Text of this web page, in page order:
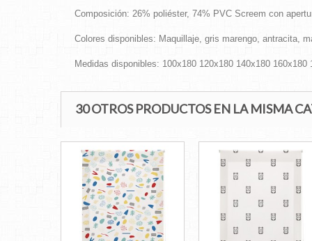
Composición: 26% poliéster, 74% PVC Screem con
Colores disponibles: Maquillaje, gris marengo, antracita,
Medidas disponibles: 100x180 120x180 140x180 160x180
30 OTROS PRODUCTOS EN LA MISMA